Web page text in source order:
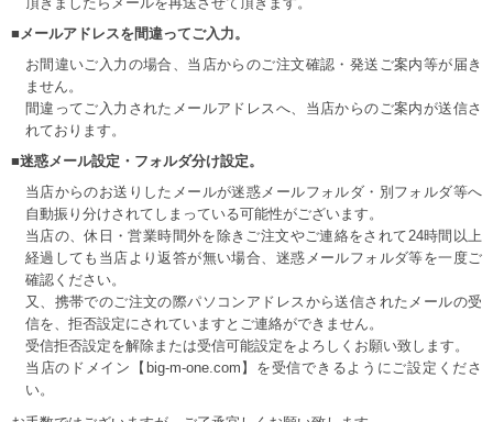
■メールアドレスを間違ってご入力。
お間違いご入力の場合、当店からのご注文確認・発送ご案内等が届き
ません。
間違ってご入力されたメールアドレスへ、当店からのご案内が送信さ
れております。
■迷惑メール設定・フォルダ分け設定。
当店からのお送りしたメールが迷惑メールフォルダ・別フォルダ等へ
自動振り分けされてしまっている可能性がございます。
当店の、休日・営業時間外を除きご注文やご連絡をされて24時間以上
経過しても当店より返答が無い場合、迷惑メールフォルダ等を一度ご
確認ください。
又、携帯でのご注文の際パソコンアドレスから送信されたメールの受
信を、拒否設定にされていますとご連絡ができません。
受信拒否設定を解除または受信可能設定をよろしくお願い致します。
当店のドメイン【big-m-one.com】を受信できるようにご設定くださ
い。